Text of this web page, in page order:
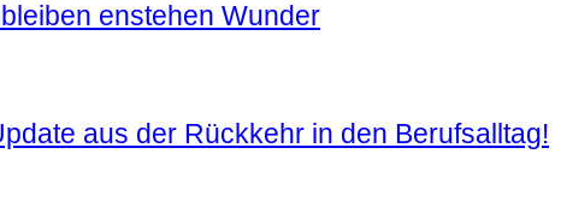
enstehen Wunder
aus der Rückkehr in den Berufsalltag!